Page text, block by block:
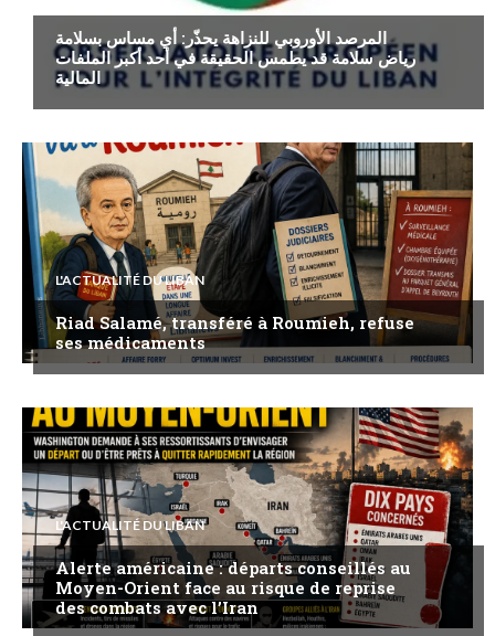
المرصد الأوروبي للنزاهة يحذّر: أي مساس بسلامة
رياض سلامة قد يطمس الحقيقة في أحد أكبر الملفات
المالية
L'ACTUALITÉ DU LIBAN
Riad Salamé, transféré à Roumieh, refuse
ses médicaments
L'ACTUALITÉ DU LIBAN
Alerte américaine : départs conseillés au
Moyen-Orient face au risque de reprise
des combats avec l’Iran